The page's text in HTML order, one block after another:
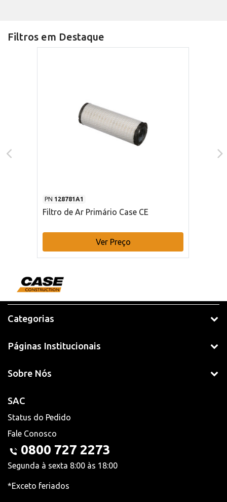
Filtros em Destaque
PN 128781A1
Filtro de Ar Primário Case CE
Ver Preço
Categorias
Páginas Institucionais
Sobre Nós
SAC
Status do Pedido
Fale Conosco
0800 727 2273
Segunda à sexta 8:00 às 18:00
*Exceto feriados